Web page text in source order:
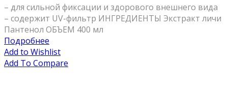
– для сильной фиксации и здорового внешнего вида
– содержит UV-фильтр ИНГРЕДИЕНТЫ Экстракт личи
Пантенол ОБЪЕМ 400 мл
Подробнее
Add to Wishlist
Add To Compare